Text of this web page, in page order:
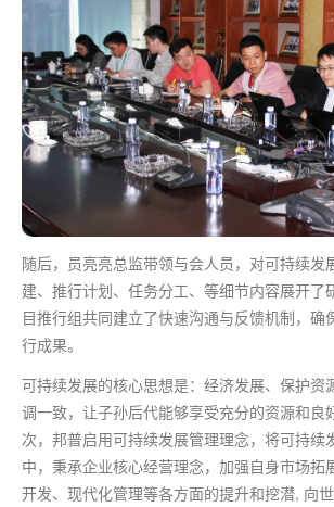
随后，员亮亮总监带领与会人员，对可持续发
建、推行计划、任务分工、等细节内容展开了
目推行组共同建立了快速沟通与反馈机制，确
行成果。
可持续发展的核心思想是：经济发展、保护资
调一致，让子孙后代能够享受充分的资源和良
次，邦普启用可持续发展管理理念，将可持续
中，秉承企业核心经营理念，加强自身市场拓
开发、现代化管理等各方面的提升和挖潜, 向